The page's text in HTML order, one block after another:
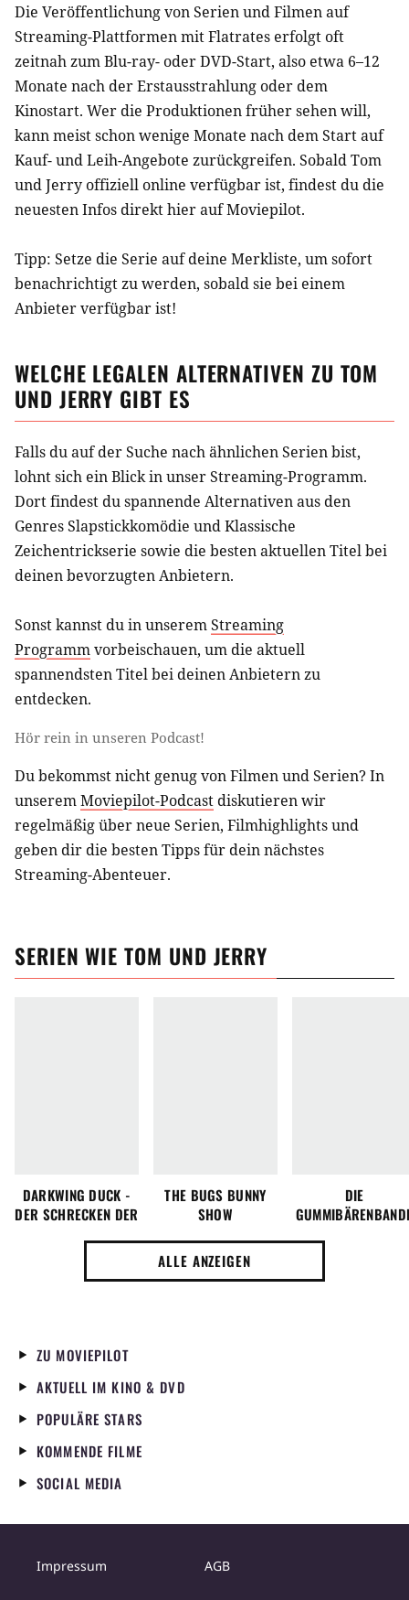
Die Veröffentlichung von Serien und Filmen auf
Streaming-Plattformen mit Flatrates erfolgt oft
zeitnah zum Blu-ray- oder DVD-Start, also etwa 6–12
Monate nach der Erstausstrahlung oder dem
Kinostart. Wer die Produktionen früher sehen will,
kann meist schon wenige Monate nach dem Start auf
Kauf- und Leih-Angebote zurückgreifen. SobaldTom
und Jerry offiziell online verfügbar ist, findest du die
neuesten Infos direkt hier auf Moviepilot.
Tipp: Setze die Serie auf deine Merkliste, um sofort
benachrichtigt zu werden, sobald sie bei einem
Anbieter verfügbar ist!
WELCHE LEGALEN ALTERNATIVEN ZU TOM
UND JERRY GIBT ES
Falls du auf der Suche nach ähnlichenSerienbist,
lohnt sich ein Blick in unser Streaming-Programm.
Dort findest du spannende Alternativen aus den
Genres Slapstickkomödie und Klassische
Zeichentrickserie sowie die besten aktuellen Titel bei
deinen bevorzugten Anbietern.
Sonst kannst du in unseremStreaming
Programmvorbeischauen, um die aktuell
spannendsten Titel bei deinen Anbietern zu
entdecken.
Hör rein in unseren Podcast!
Du bekommst nicht genug von Filmen und Serien? In
unseremMoviepilot-Podcast diskutieren wir
regelmäßig über neue Serien, Filmhighlights und
geben dir die besten Tipps für dein nächstes
Streaming-Abenteuer.
SERIEN WIETOM UND JERRY
DARKWING DUCK -
DER SCHRECKEN DER
THE BUGS BUNNY
SHOW
DIE
ALLE ANZEIGEN
ZU MOVIEPILOT
AKTUELL IM KINO & DVD
POPULÄRE STARS
KOMMENDE FILME
SOCIAL MEDIA
Impressum AGB